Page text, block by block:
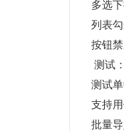
多选
列表
按钮
测试：
测试
支持用
批量